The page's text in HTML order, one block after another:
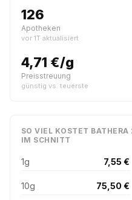
126
Apotheken
vor 1T aktualisiert
4,71 €/g
Preisstreuung
günstig vs. teuerste
SO VIEL KOSTET BATHERA
IM SCHNITT
1g 7,55 €
10g 75,50 €